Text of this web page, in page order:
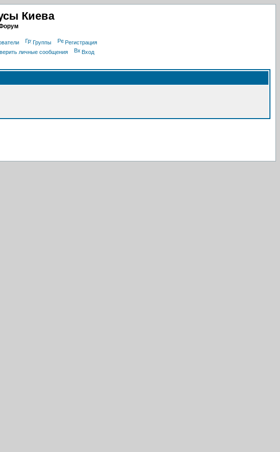
Киева
Группы
Регистрация
личные сообщения
Вход